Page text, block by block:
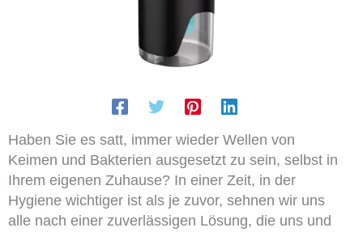
Haben Sie es satt, immer wieder Wellen von
Keimen und Bakterien ausgesetzt zu sein, selbst in
Ihrem eigenen Zuhause? In einer Zeit, in der
Hygiene wichtiger ist als je zuvor, sehnen wir uns
alle nach einer zuverlässigen Lösung, die uns und